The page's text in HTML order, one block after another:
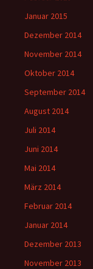
Januar 2015
Dezember 2014
November 2014
Oktober 2014
September 2014
August 2014
Juli 2014
Juni 2014
Mai 2014
März 2014
Februar 2014
Januar 2014
Dezember 2013
November 2013